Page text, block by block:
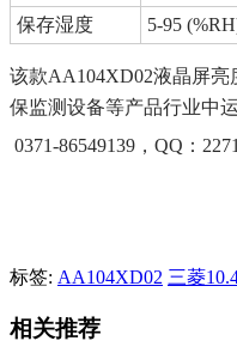
保存湿度
5-95
该款AA104XD02液晶屏亮
保监测设备等产品行业中
0371-86549139，QQ：
标签: AA104XD02 三菱
相关推荐